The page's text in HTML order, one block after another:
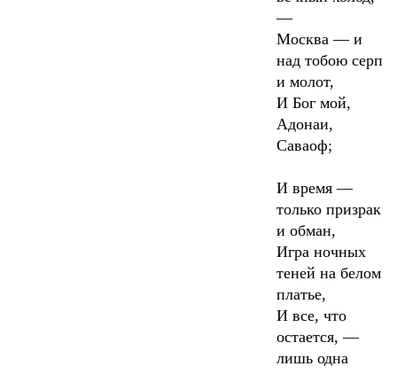
—
Москва — и
над тобою серп
и молот,
И Бог мой,
Адонаи,
Саваоф;
И время —
только призрак
и обман,
Игра ночных
теней на белом
платье,
И все, что
остается, —
лишь одна